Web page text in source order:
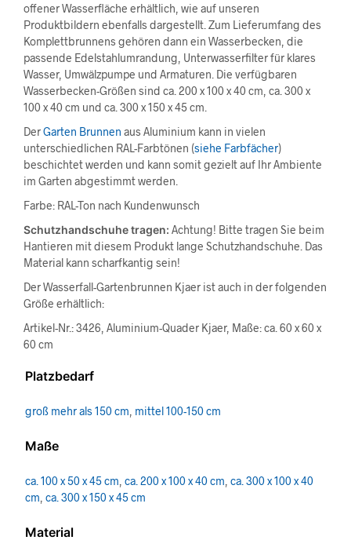
offener Wasserfläche erhältlich, wie auf unseren
Produktbildern ebenfalls dargestellt. Zum Lieferumfang des
Komplettbrunnens gehören dann ein Wasserbecken, die
passende Edelstahlumrandung, Unterwasserfilter für klares
Wasser, Umwälzpumpe und Armaturen. Die verfügbaren
Wasserbecken-Größen sind ca. 200 x 100 x 40 cm, ca. 300 x
100 x 40 cm und ca. 300 x 150 x 45 cm.
DerGarten Brunnen aus Aluminium kann in vielen
unterschiedlichen RAL-Farbtönen (siehe Farbfächer)
beschichtet werden und kann somit gezielt auf Ihr Ambiente
im Garten abgestimmt werden.
Farbe: RAL-Ton nach Kundenwunsch
Schutzhandschuhe tragen: Achtung! Bitte tragen Sie beim
Hantieren mit diesem Produkt lange Schutzhandschuhe. Das
Material kann scharfkantig sein!
Der Wasserfall-Gartenbrunnen Kjaer ist auch in der folgenden
Größe erhältlich:
Artikel-Nr.: 3426, Aluminium-Quader Kjaer, Maße: ca. 60 x 60 x
60 cm
Platzbedarf
groß mehr als 150 cm mittel 100-150 cm
Maße
ca. 100 x 50 x 45 cm ca. 200 x 100 x 40 cm ca. 300 x 100 x 40
cm ca. 300 x 150 x 45 cm
Material